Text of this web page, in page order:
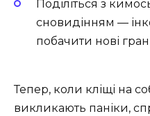
Поділіться з
сновидінням —
побачити нові
Тепер, коли кліщі на
викликають паніки,